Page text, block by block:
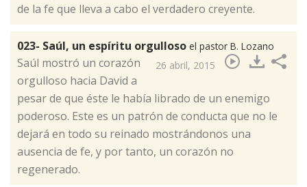
de la fe que lleva a cabo el verdadero creyente.
023- Saúl, un espíritu orgulloso el pastor B. Lozano
26 abril, 2015
​Saúl mostró un corazón
orgulloso hacia David a
pesar de que éste le había librado de un enemigo
poderoso. Este es un patrón de conducta que no le
dejará en todo su reinado mostrándonos una
ausencia de fe, y por tanto, un corazón no
regenerado.